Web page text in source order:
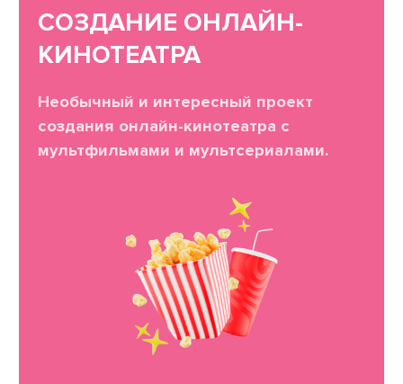
СОЗДАНИЕ ОНЛАЙН-
КИНОТЕАТРА
Необычный и интересный проект
создания онлайн-кинотеатра с
мультфильмами и мультсериалами.